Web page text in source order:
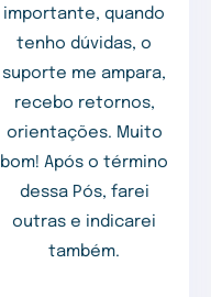
importante, quando
tenho dúvidas, o
suporte me ampara,
recebo retornos,
orientações. Muito
bom! Após o término
dessa Pós, farei
outras e indicarei
também.